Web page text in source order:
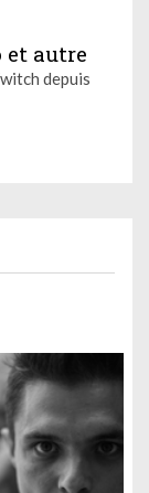
et autre
depuis